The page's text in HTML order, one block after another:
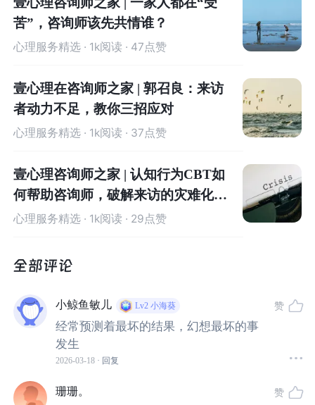
不可动摇：消极思维似乎坚不可摧，很难消除。
法。
：这些想法常常是抽象的、笼统的。
：不需要主动去想，在不经意间就掉入其中。
在书中，克拉克把这些特征画成了一个圈。反
刍思维给人
的感觉就是一个怪圈。
来访者会一遍遍想同样的问题，在咨询中会一遍遍说同样
自己的大脑就像一张坏掉的唱片，总是卡在同一段负面的
旋律上，无法继续前进。
不仅大脑掉进怪圈里，他们的生活也是。仿佛除了这件
事，他们的生活里再无其他值得关心的事情。
苦”，咨询师该先共情谁？
心理服务精选 · 1k阅读 · 47点赞
壹心理在咨询师之家 | 郭召良：来访
者动力不足，教你三招应对
心理服务精选 · 1k阅读 · 37点赞
壹心理咨询师之家 | 认知行为CBT如
何帮助咨询师，破解来访的灾难化思
维
心理服务精选 · 1k阅读 · 29点赞
小鲸鱼敏儿 Lv2 小海葵
经常预测着最坏的结果，幻想最坏的事
发生
2026-03-18 · 回复
赞
珊珊。 赞